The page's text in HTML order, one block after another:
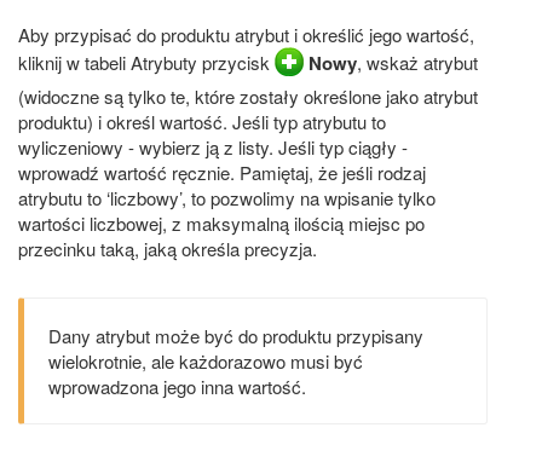
Aby przypisać do produktu atrybut i określić jego wartość,
kliknij w tabeli Atrybuty przycisk
Nowy, wskaż atrybut
(widoczne są tylko te, które zostały określone jako atrybut
produktu) i określ wartość. Jeśli typ atrybutu to
wyliczeniowy - wybierz ją z listy. Jeśli typ ciągły -
wprowadź wartość ręcznie. Pamiętaj, że jeśli rodzaj
atrybutu to ‘liczbowy’, to pozwolimy na wpisanie tylko
wartości liczbowej, z maksymalną ilością miejsc po
przecinku taką, jaką określa precyzja.
Dany atrybut może być do produktu przypisany
wielokrotnie, ale każdorazowo musi być
wprowadzona jego inna wartość.